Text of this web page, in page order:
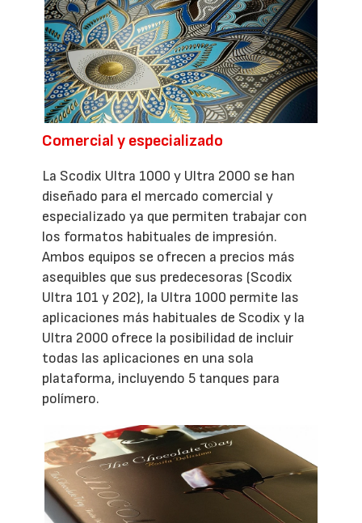
Comercial y especializado
La Scodix Ultra 1000 y Ultra 2000 se han
diseñado para el mercado comercial y
especializado ya que permiten trabajar con
los formatos habituales de impresión.
Ambos equipos se ofrecen a precios más
asequibles que sus predecesoras (Scodix
Ultra 101 y 202), la Ultra 1000 permite las
aplicaciones más habituales de Scodix y la
Ultra 2000 ofrece la posibilidad de incluir
todas las aplicaciones en una sola
plataforma, incluyendo 5 tanques para
polímero.